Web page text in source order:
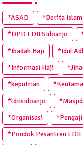
*ASAD *Berita Islam
*DPD LDII Sidoarjo
*Ibadah Haji
*Idul
*Informasi Haji
*keputrian
*ldiisidoarjo
*Masjid
*Organisasi
*Pondok Pesantren LDII